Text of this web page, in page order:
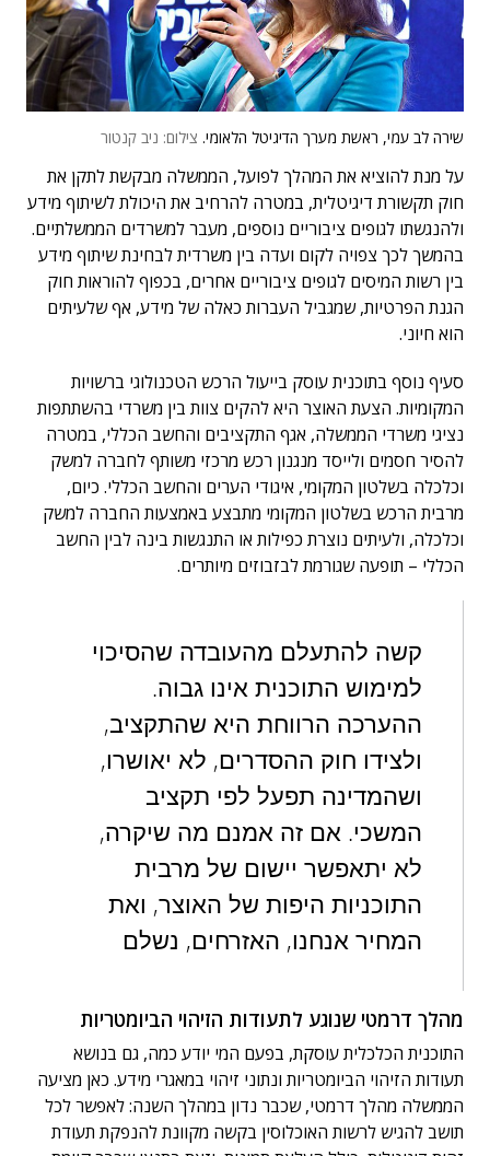
שירה לב עמי, ראשת מערך הדיגיטל הלאומי. צילום: ניב קנטור
על מנת להוציא את המהלך לפועל, הממשלה מבקשת לתקן את
חוק תקשורת דיגיטלית, במטרה להרחיב את היכולת לשיתוף מידע
ולהנגשתו לגופים ציבוריים נוספים, מעבר למשרדים הממשלתיים.
בהמשך לכך צפויה לקום ועדה בין משרדית לבחינת שיתוף מידע
בין רשות המיסים לגופים ציבוריים אחרים, בכפוף להוראות חוק
הגנת הפרטיות, שמגביל העברות כאלה של מידע, אף שלעיתים
הוא חיוני.
סעיף נוסף בתוכנית עוסק בייעול הרכש הטכנולוגי ברשויות
המקומיות. הצעת האוצר היא להקים צוות בין משרדי בהשתתפות
נציגי משרדי הממשלה, אגף התקציבים והחשב הכללי, במטרה
להסיר חסמים ולייסד מנגנון רכש מרכזי משותף לחברה למשק
וכלכלה בשלטון המקומי, איגודי הערים והחשב הכללי. כיום,
מרבית הרכש בשלטון המקומי מתבצע באמצעות החברה למשק
וכלכלה, ולעיתים נוצרת כפילות או התנגשות בינה לבין החשב
הכללי – תופעה שגורמת לבזבוזים מיותרים.
קשה להתעלם מהעובדה שהסיכוי
למימוש התוכנית אינו גבוה.
ההערכה הרווחת היא שהתקציב,
ולצידו חוק ההסדרים, לא יאושרו,
ושהמדינה תפעל לפי תקציב
המשכי. אם זה אמנם מה שיקרה,
לא יתאפשר יישום של מרבית
התוכניות היפות של האוצר, ואת
המחיר אנחנו, האזרחים, נשלם
מהלך דרמטי שנוגע לתעודות הזיהוי הביומטריות
התוכנית הכלכלית עוסקת, בפעם המי יודע כמה, גם בנושא
תעודות הזיהוי הביומטריות ונתוני זיהוי במאגרי מידע. כאן מציעה
הממשלה מהלך דרמטי, שכבר נדון במהלך השנה: לאפשר לכל
תושב להגיש לרשות האוכלוסין בקשה מקוונת להנפקת תעודת